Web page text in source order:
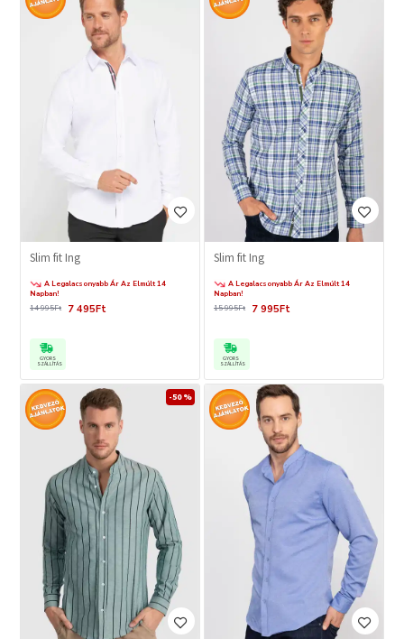
Slim fit Ing
A Legalacsonyabb Ár Az Elmúlt 14
Napban!
7 495Ft
14 995Ft
GYORS
SZÁLLÍTÁS
Slim fit Ing
A Legalacsonyabb Ár Az Elmúlt 14
Napban!
7 995Ft
15 995Ft
GYORS
SZÁLLÍTÁS
-50 %